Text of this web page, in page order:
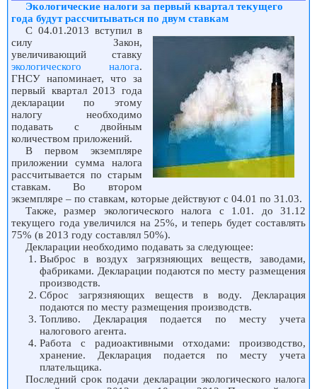
Экологические налоги за первый квартал текущего
года будут рассчитываться по двум ставкам
С 04.01.2013 вступил в
силу Закон,
увеличивающий ставку
экологического налога.
ГНСУ напоминает, что за
первый квартал 2013 года
декларации по этому
налогу необходимо
подавать с двойным
количеством приложений.
В первом экземпляре
приложении сумма налога
рассчитывается по старым
ставкам. Во втором
экземпляре – по ставкам, которые действуют с 04.01 по 31.03.
Также, размер экологического налога с 1.01. до 31.12
текущего года увеличился на 25%, и теперь будет составлять
75% (в 2013 году составлял 50%).
Декларации необходимо подавать за следующее:
Выброс в воздух загрязняющих веществ, заводами,
фабриками. Декларации подаются по месту размещения
производств.
Сброс загрязняющих веществ в воду. Декларация
подаются по месту размещения производств.
Топливо. Декларация подается по месту учета
налогового агента.
Работа с радиоактивными отходами: производство,
хранение. Декларация подается по месту учета
плательщика.
Последний срок подачи декларации экологического налога